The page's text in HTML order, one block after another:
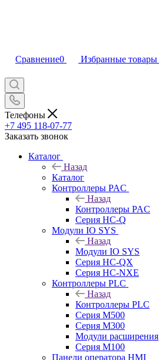
Сравнение0 Избранные товары
Телефоны
+7 495 118-07-77
Заказать звонок
Каталог
Назад
Каталог
Контроллеры PAC
Назад
Контроллеры PAC
Серия HC-Q
Модули IO SYS
Назад
Модули IO SYS
Серия HC-QX
Серия HC-NXE
Контроллеры PLC
Назад
Контроллеры PLC
Серия M500
Серия M300
Модули расширения
Серия M100
Панели оператора HMI